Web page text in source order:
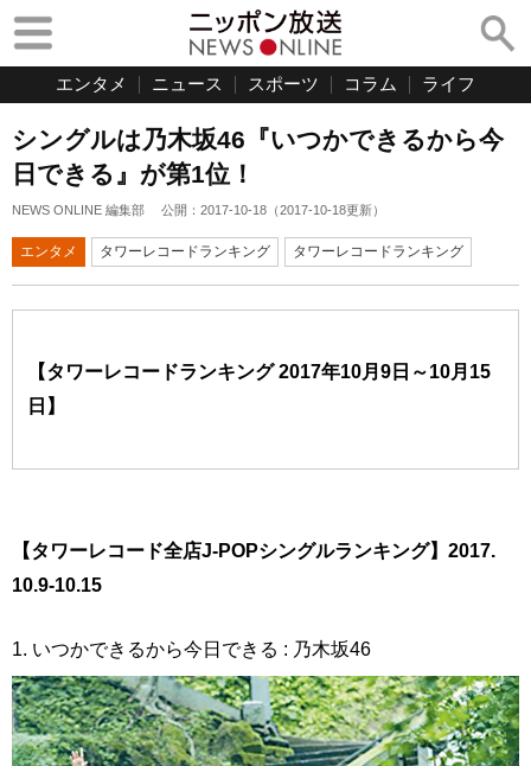
エンタメ ニュース スポーツ コラム ライフ
シングルは乃木坂46『いつかできるから今
日できる』が第1位！
NEWS ONLINE 編集部 公開： 2017-10-18 （2017-10-18更新）
エンタメ タワーレコードランキング タワーレコードランキング
【タワーレコードランキング 2017年10月9日～10月15
日】
【タワーレコード全店J-POPシングルランキング】2017.
10.9-10.15
1. いつかできるから今日できる : 乃木坂46